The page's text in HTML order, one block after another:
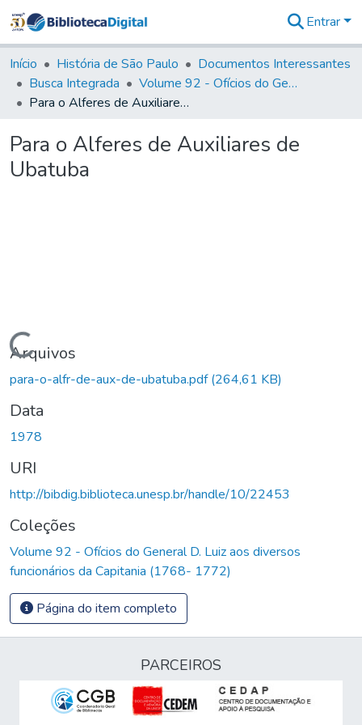
&
Coleções
Tudo na
Biblioteca
Estatísticas
Entrar
Início História de São Paulo
Documentos Interessantes
Busca Integrada
Volume 92 - Ofícios do General D. Luiz aos diversos funcionários da Capitania (1768- 1772)
Para o Alferes de Auxiliares de Ubatuba
Para o Alferes de Auxiliares de
Ubatuba
Carregando...
Arquivos
para-o-alfr-de-aux-de-ubatuba.pdf(264,61 KB)
Data
1978
URI
http://bibdig.biblioteca.unesp.br/handle/10/22453
Coleções
Volume 92 - Ofícios do General D. Luiz aos diversos
funcionários da Capitania (1768- 1772)
Página do item completo
PARCEIROS